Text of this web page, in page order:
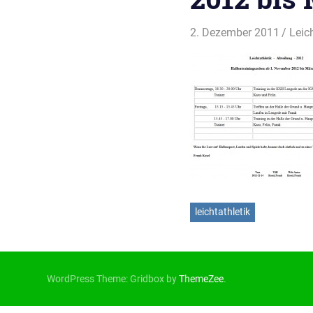
2. Dezember 2011
leichtathletik
WordPress Theme: Gridbox byThemeZee.